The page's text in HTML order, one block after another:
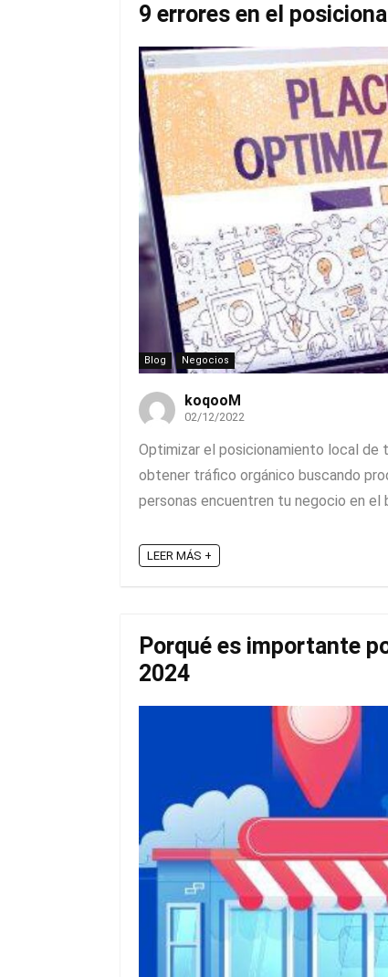
9 errores en el
Blog Negocios
koqooM
02/12/2022
Optimizar el posicionamiento local de
obtener tráfico orgánico buscando
personas encuentren tu negocio en el
LEER MÁS +
Porqué es importante
2024